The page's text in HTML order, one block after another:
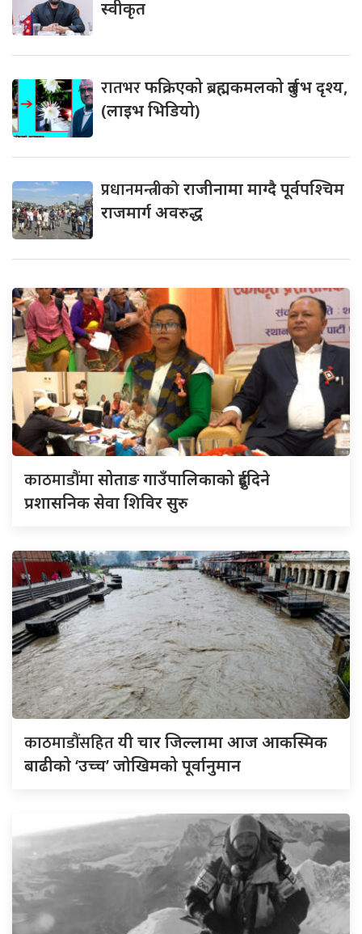
स्वीकृत
रातभरफक्रिएको ब्रह्मकमलको दुर्लभ दृश्य,
(लाइभ भिडियो)
प्रधानमन्त्रीकोराजीनामा माग्दै पूर्वपश्चिम
राजमार्ग अवरुद्ध
काठमाडौंमासोताङ गाउँपालिकाको दुईदिने
प्रशासनिक सेवा शिविर सुरु
काठमाडौंसहितयी चार जिल्लामा आज आकस्मिक
बाढीको ‘उच्च’ जोखिमको पूर्वानुमान